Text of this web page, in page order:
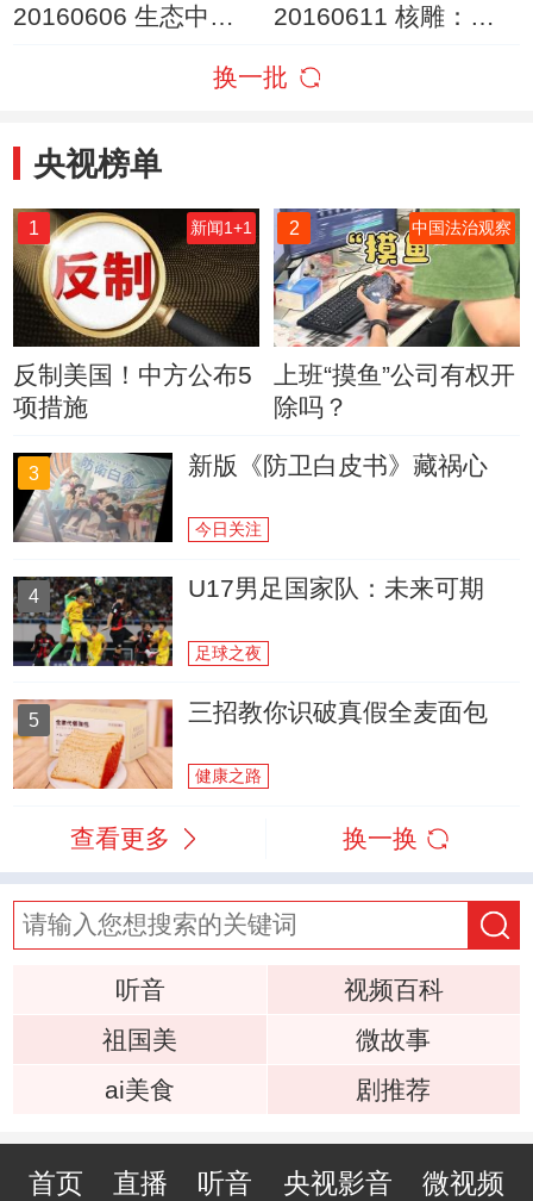
20160606 生态中国
20160611 核雕：凋
换一批
央视榜单
1 新闻1+1
反制美国！中方公布5
项措施
2 中国法治观察
上班“摸鱼”公司有权开
除吗？
3 新版《防卫白皮书》藏祸心
今日关注
4 U17男足国家队：未来可期
足球之夜
5 三招教你识破真假全麦面包
健康之路
查看更多 换一换
听音
视频百科
祖国美
微故事
ai美食
剧推荐
首页 直播 听音 央视影音 微视频